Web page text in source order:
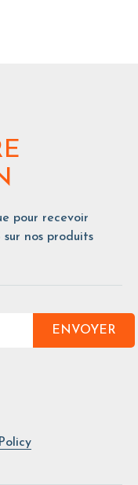
pour recevoir
nos produits
ENVOYER